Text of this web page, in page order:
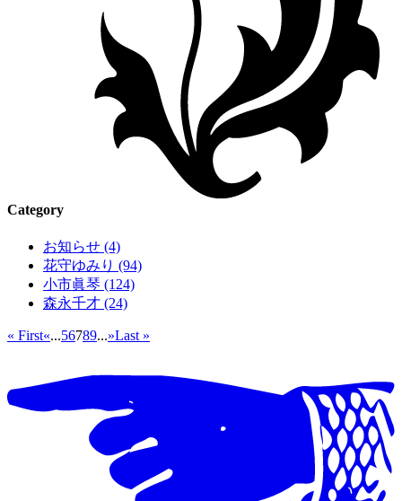
Category
お知らせ (4)
花守ゆみり (94)
小市眞琴 (124)
森永千才 (24)
« First«...56789...»Last »